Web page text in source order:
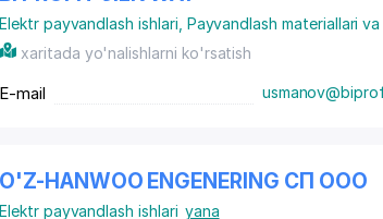
Elektr payvandlash ishlari Payvandlash materiallari
xaritada yo'nalishlarni ko'rsatish
E-mail
O'Z-HANWOO ENGENERING СП ООО
Elektr payvandlash ishlari yana